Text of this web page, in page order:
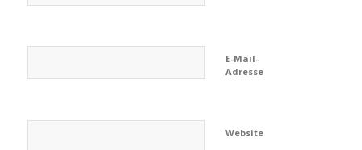
E-Mail-
Adresse
Website